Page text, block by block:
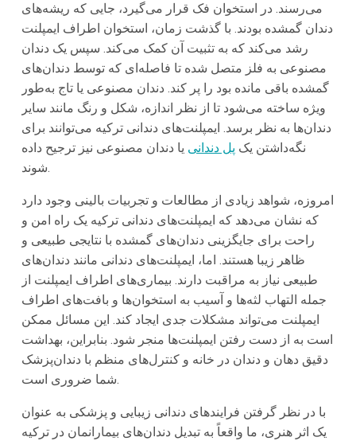
می‌رسند. در استخوان فک قرار می‌گیرد، جایی که ریشه‌های
دندان گمشده بودند. با گذشت زمان، استخوان اطراف ایمپلنت
رشد می‌کند که به تثبیت آن کمک می‌کند. سپس یک دندان
مصنوعی به فلز متصل شده تا فاصله‌ای که توسط دندان‌های
گمشده باقی مانده بود را پر کند. دندان مصنوعی یا تاج به‌طور
ویژه ساخته می‌شود تا از نظر اندازه، شکل و رنگ مانند سایر
دندان‌ها به نظر برسد. ایمپلنت‌های دندانی ترکیه می‌توانند برای
نگه‌داشتن یک پل دندانی یا دندان مصنوعی نیز ترجیح داده
شوند.
امروزه، شواهد زیادی از مطالعات و تجربیات بالینی وجود دارد
که نشان می‌دهد که ایمپلنت‌های دندانی ترکیه یک راه امن و
راحت برای جایگزینی دندان‌های گمشده با نتایجی طبیعی و
ظاهر زیبا هستند. اما، ایمپلنت‌های دندانی مانند دندان‌های
طبیعی نیاز به مراقبت دارند. بیماری‌های اطراف ایمپلنت از
جمله التهاب لثه‌ها و آسیب به استخوان‌ها و بافت‌های اطراف
ایمپلنت می‌تواند مشکلات جدی ایجاد کند. این مسائل ممکن
است به از دست رفتن ایمپلنت‌ها منجر شود. بنابراین، بهداشت
دقیق دهان و دندان در خانه و کنترل‌های منظم با دندان‌پزشک
شما ضروری است.
با در نظر گرفتن فرایندهای دندانی زیبایی و پزشکی به عنوان
یک اثر هنری، ما واقعاً به تبدیل دندان‌های بیمارانمان در ترکیه